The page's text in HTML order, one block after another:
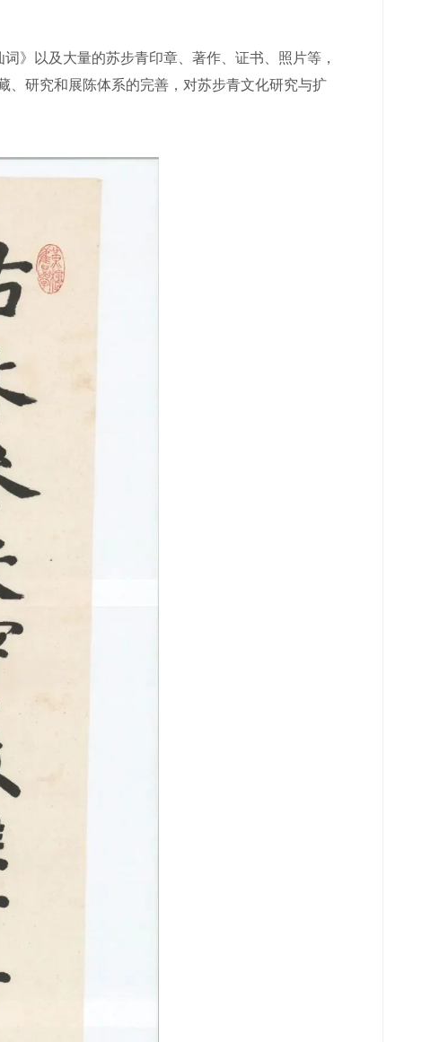
以及大量的苏步青印章、著作、证书、照片等，
、研究和展陈体系的完善，对苏步青文化研究与扩